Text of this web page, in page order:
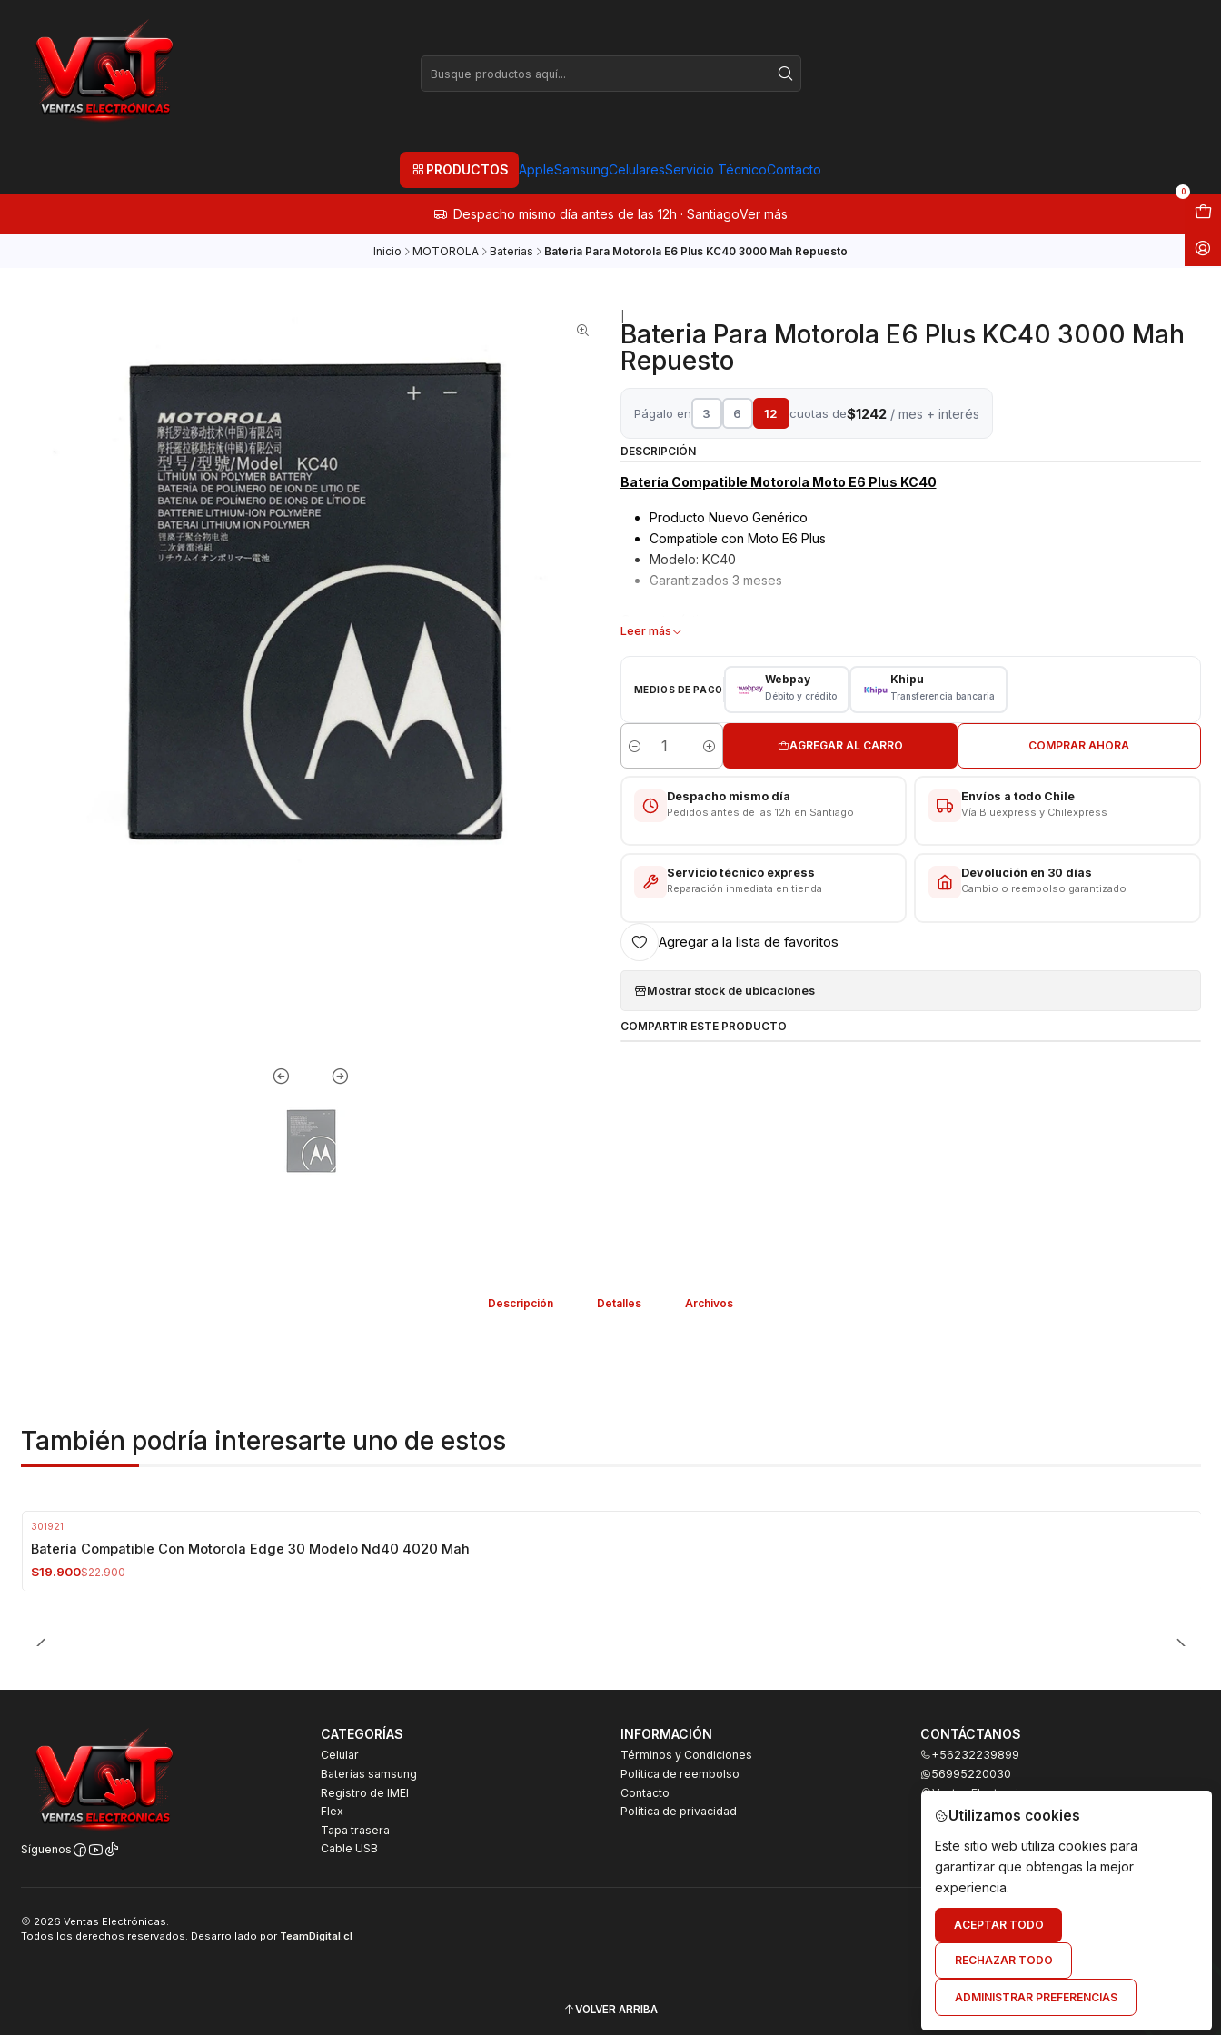
PRODUCTOS AppleSamsungCelularesServicio TécnicoContacto
0
Despacho mismo día antes de las 12h · SantiagoVer más
Inicio MOTOROLA Baterias Bateria Para Motorola E6 Plus KC40 3000 Mah Repuesto
Bateria Para Motorola E6 Plus KC40 3000 Mah
Repuesto
Págalo en 3 6 12 cuotas de$1242/ mes + interés
DESCRIPCIÓN
Batería Compatible Motorola Moto E6 Plus KC40
Producto Nuevo Genérico
Compatible con Moto E6 Plus
Modelo: KC40
Garantizados 3 meses
Modelo: KC40
Voltaje: 3.8 v / Wh
📱🔧Servicio Técnico Especializado en Celulares
En nuestra tienda contamos con técnicos expertos 👨‍💻👩‍💻 en lainstalación de repuestos
para teléfonos móviles. Te garantizamos un trabajo seguro, preciso y de calidad ✅, para que
Leer más
MEDIOS DE PAGO
Webpay
Débito y crédito
Khipu
Transferencia bancaria
Cantidad
AGREGAR AL CARRO COMPRAR AHORA
Despacho mismo día
Pedidos antes de las 12h en Santiago
Envíos a todo Chile
Vía Bluexpress y Chilexpress
Servicio técnico express
Reparación inmediata en tienda
Devolución en 30 días
Cambio o reembolso garantizado
Agregar a la lista de favoritos
Mostrar stock de ubicaciones
COMPARTIR ESTE PRODUCTO
Descripción Detalles Archivos
También podría interesarte uno de estos
301921
Batería Compatible Con Motorola Edge 30 Modelo Nd40 4020 Mah
$19.900$22.900
Síguenos
CATEGORÍAS
Celular
Baterías samsung
Registro de IMEI
Flex
Tapa trasera
Cable USB
INFORMACIÓN
Términos y Condiciones
Política de reembolso
Contacto
Política de privacidad
CONTÁCTANOS
+56232239899
56995220030
Ventas Electronicas
Moneda 973, local 327
Santiago - Santiago Centro
2026 Ventas Electrónicas.
Todos los derechos reservados. Desarrollado por TeamDigital.cl
VOLVER ARRIBA
Utilizamos cookies
Este sitio web utiliza cookies para
garantizar que obtengas la mejor
experiencia.
ACEPTAR TODO
RECHAZAR TODO
ADMINISTRAR PREFERENCIAS